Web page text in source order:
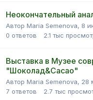
Неокончательный
Автор Maria Semenova, 8
0 ответов 2.1 тыс
Выставка в Музее
"Шоколад&Cacao"
Автор Maria Semenova, 28
7 ответов 2.7 тыс